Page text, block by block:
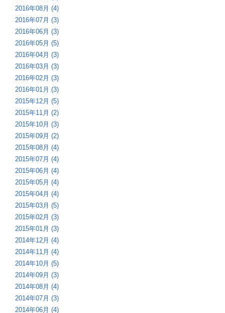
2016年08月 (4)
2016年07月 (3)
2016年06月 (3)
2016年05月 (5)
2016年04月 (3)
2016年03月 (3)
2016年02月 (3)
2016年01月 (3)
2015年12月 (5)
2015年11月 (2)
2015年10月 (3)
2015年09月 (2)
2015年08月 (4)
2015年07月 (4)
2015年06月 (4)
2015年05月 (4)
2015年04月 (4)
2015年03月 (5)
2015年02月 (3)
2015年01月 (3)
2014年12月 (4)
2014年11月 (4)
2014年10月 (5)
2014年09月 (3)
2014年08月 (4)
2014年07月 (3)
2014年06月 (4)